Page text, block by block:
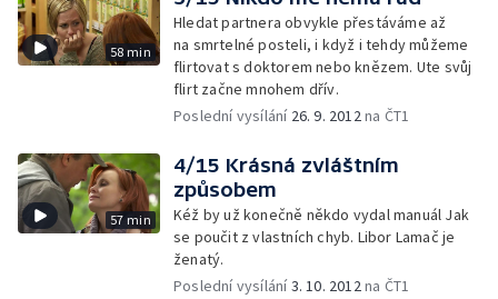
58 min
Hledat partnera obvykle přestáváme až
na smrtelné posteli, i když i tehdy můžeme
flirtovat s doktorem nebo knězem. Ute svůj
flirt začne mnohem dřív.
Poslední vysílání 26. 9. 2012na ČT1
57 min
4/15 Krásná zvláštním
způsobem
Kéž by už konečně někdo vydal manuál Jak
se poučit z vlastních chyb. Libor Lamač je
ženatý.
Poslední vysílání3. 10. 2012na ČT1